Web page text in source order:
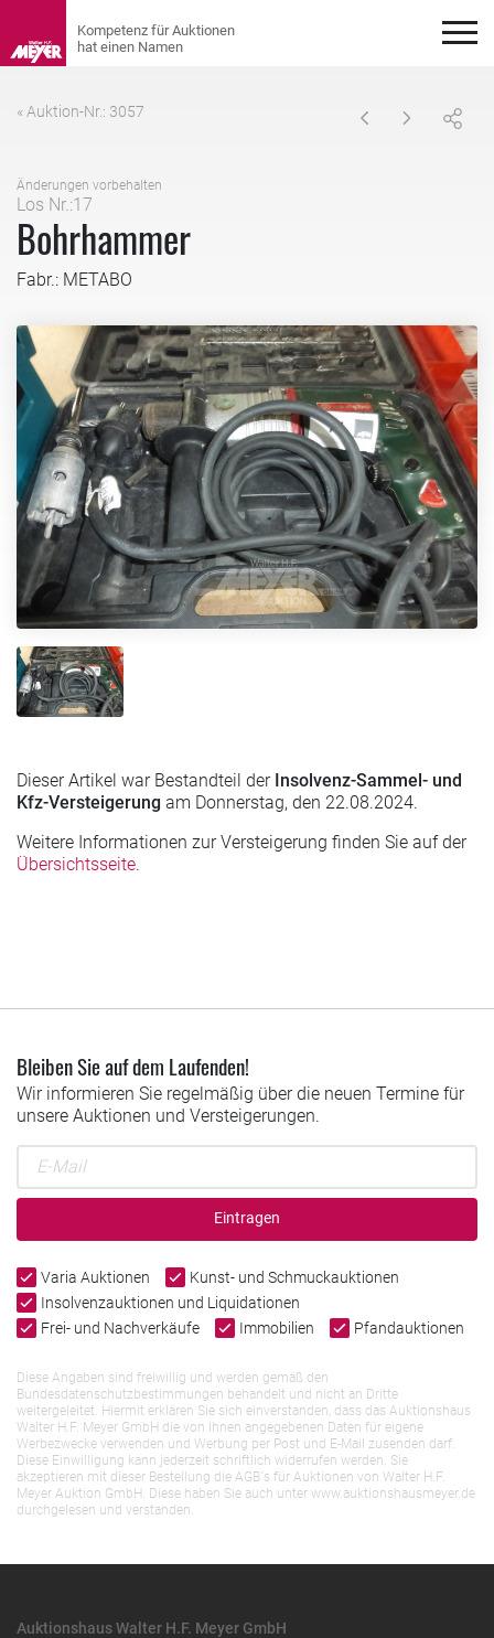
« Auktion-Nr.: 3057
Änderungen vorbehalten
Los Nr.:17
Bohrhammer
Fabr.: METABO
Dieser Artikel war Bestandteil der Insolvenz-Sammel- und
Kfz-Versteigerung am Donnerstag, den 22.08.2024.
Weitere Informationen zur Versteigerung finden Sie auf der
Übersichtsseite.
Bleiben Sie auf dem Laufenden!
Wir informieren Sie regelmäßig über die neuen Termine für
unsere Auktionen und Versteigerungen.
Eintragen
Varia Auktionen
Kunst- und Schmuckauktionen
Insolvenzauktionen und Liquidationen
Frei- und Nachverkäufe
Immobilien Pfandauktionen
Diese Angaben sind freiwillig und werden gemäß den
Bundesdatenschutzbestimmungen behandelt und nicht an Dritte
weitergeleitet. Hiermit erklären Sie sich einverstanden, dass das Auktionshaus
Walter H.F. Meyer GmbH die von Ihnen angegebenen Daten für eigene
Werbezwecke verwenden und Werbung per Post und E-Mail zusenden darf.
Diese Einwilligung kann jederzeit schriftlich widerrufen werden. Sie
akzeptieren mit dieser Bestellung die AGB`s für Auktionen von Walter H.F.
Meyer Auktion GmbH. Diese haben Sie auch unter www.auktionshausmeyer.de
durchgelesen und verstanden.
Auktionshaus Walter H.F. Meyer GmbH